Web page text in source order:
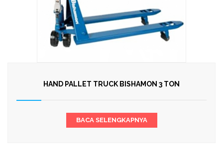
HAND PALLET TRUCK BISHAMON 3 TON
BACA SELENGKAPNYA